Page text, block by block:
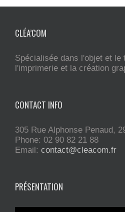
CLÉA’COM
Spécialisée dans l'objet et le
l'imprimerie et la création
CONTACT INFO
305 Rue Alphonse Penaud,
Phone: 02 90 82 21 88
Email: contact@cleacom.fr
PRÉSENTATION